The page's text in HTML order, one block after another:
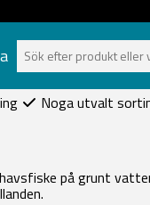
Noga utvalt
på grunt